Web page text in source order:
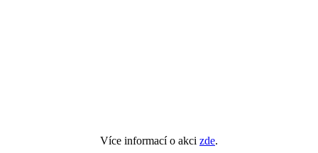
Více informací o akci zde.